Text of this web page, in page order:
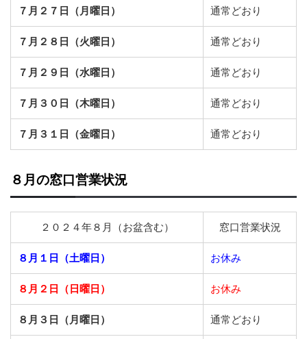
７月２７日（月曜日） 通常どおり
７月２８日（火曜日） 通常どおり
７月２９日（水曜日） 通常どおり
７月３０日（木曜日） 通常どおり
７月３１日（金曜日） 通常どおり
８月の窓口営業状況
２０２４年８月（お盆含む） 窓口営業状況
８月１日（土曜日） お休み
８月２日（日曜日） お休み
８月３日（月曜日） 通常どおり